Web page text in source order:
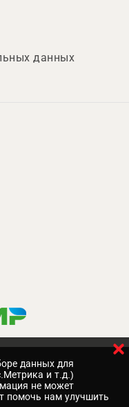
данных
данных для
и т.д.)
не может
помочь нам улучшить